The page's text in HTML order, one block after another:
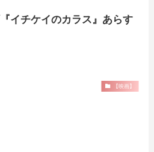
イチケイのカラス』あらす
【映画】